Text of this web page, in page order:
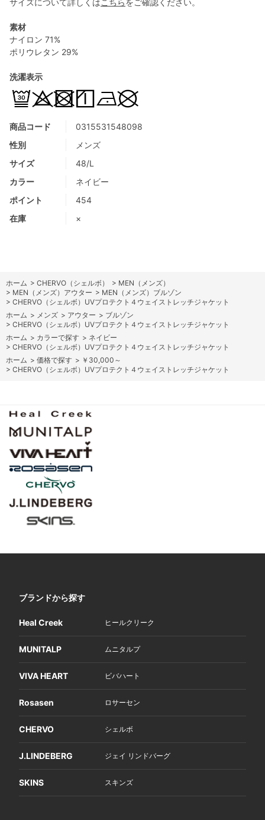
商品コード
0315531548098
性別
メンズ
サイズ
48/L
カラー
ネイビー
ポイント
454
在庫
×
素材
ナイロン 71%
ポリウレタン 29%
洗濯表示
ホーム > CHERVO（シェルボ） > MEN（メンズ）
> MEN（メンズ）アウター > MEN（メンズ）ブルゾン
> CHERVO（シェルボ）UVプロテクト４ウェイストレッチジャケット
ホーム > メンズ > アウター > ブルゾン
> CHERVO（シェルボ）UVプロテクト４ウェイストレッチジャケット
ホーム > カラーで探す > ネイビー
> CHERVO（シェルボ）UVプロテクト４ウェイストレッチジャケット
ホーム > 価格で探す > ￥30,000～
> CHERVO（シェルボ）UVプロテクト４ウェイストレッチジャケット
ブランドから探す
Heal Creek ヒールクリーク
MUNITALP ムニタルプ
VIVA HEART ビバハート
Rosasen ロサーセン
CHERVO シェルボ
J.LINDEBERG ジェイ リンドバーグ
SKINS スキンズ